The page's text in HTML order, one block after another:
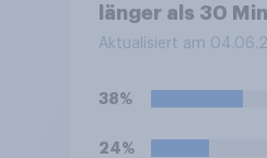
länger als 30
gedauert hat?
Aktualisiert am
38%
24%